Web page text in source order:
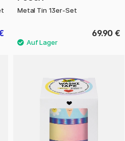
Metal Tin 13er-Set
69.90 €